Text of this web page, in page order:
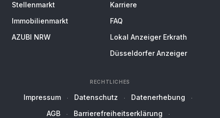
Stellenmarkt
Immobilienmarkt
AZUBI NRW
Karriere
FAQ
Lokal Anzeiger Erkrath
Düsseldorfer Anzeiger
RECHTLICHES
Impressum Datenschutz
Datenerhebung
AGB
Barrierefreiheitserklärung